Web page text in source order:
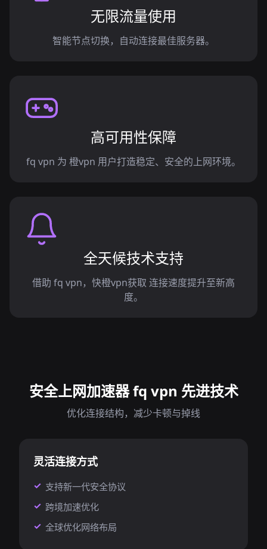
无限流量使用
智能节点切换，自动连接最佳服务器。
高可用性保障
fq vpn 为 橙vpn 用户打造稳定、安全的上网环境。
全天候技术支持
借助 fq vpn，快橙vpn获取 连接速度提升至新高
度。
安全上网加速器 fq vpn 先进技术
优化连接结构，减少卡顿与掉线
灵活连接方式
支持新一代安全协议
跨境加速优化
全球优化网络布局